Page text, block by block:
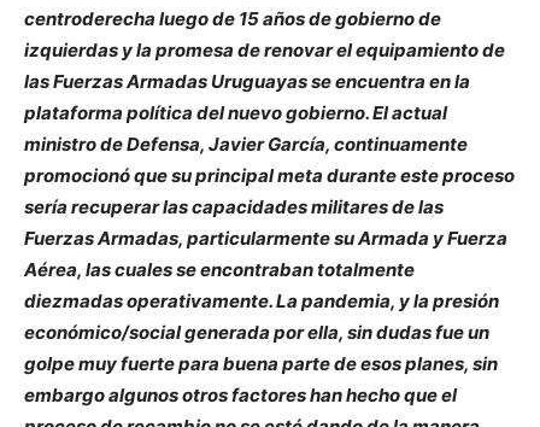
centroderecha luego de 15 años de gobierno de
izquierdas y la promesa de renovar el equipamiento de
las Fuerzas Armadas Uruguayas se encuentra en la
plataforma política del nuevo gobierno. El actual
ministro de Defensa, Javier García, continuamente
promocionó que su principal meta durante este proceso
sería recuperar las capacidades militares de las
Fuerzas Armadas, particularmente su Armada y Fuerza
Aérea, las cuales se encontraban totalmente
diezmadas operativamente. La pandemia, y la presión
económico/social generada por ella, sin dudas fue un
golpe muy fuerte para buena parte de esos planes, sin
embargo algunos otros factores han hecho que el